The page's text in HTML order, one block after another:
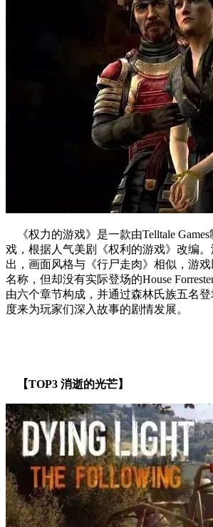
《权力的游戏》是一款由Telltale
戏，根据人气美剧《权利的游戏》改编
出，画面风格与《行尸走肉》相似，游
名称，但却没有实际登场的House
由六个章节构成，并通过森林氏族五名
度来为玩家们深入故事的剧情发展。
【TOP3 消逝的光芒】